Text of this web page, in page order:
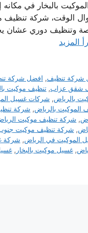
بالبخار في
الوقت، شركة
وتنظيف دوري عشان
المزيد
شركة تنظيف, افضل شركة
شقق عزاب, تنظيف موكيت
بالرياض, شركات غسيل
الموكيت بالرياض, شركة
, شركة تنظيف موكيت
, شركة تنظيف موكيت
الموكيت في الرياض, شركة
, غسيل موكيت بالبخار ,